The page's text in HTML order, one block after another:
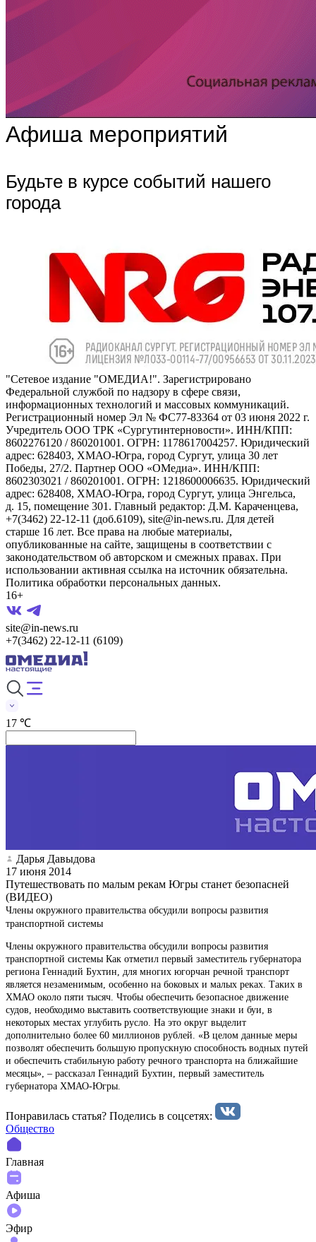
Афиша мероприятий
Будьте в курсе событий нашего
города
"Сетевое издание "ОМЕДИА!". Зарегистрировано
Федеральной службой по надзору в сфере связи,
информационных технологий и массовых коммуникаций.
Регистрационный номер Эл № ФС77-83364 от 03 июня 2022 г.
Учредитель ООО ТРК «Сургутинтерновости». ИНН/КПП:
8602276120 / 860201001. ОГРН: 1178617004257. Юридический
адрес: 628403, ХМАО-Югра, город Сургут, улица 30 лет
Победы, 27/2. Партнер ООО «ОМедиа». ИНН/КПП:
8602303021 / 860201001. ОГРН: 1218600006635. Юридический
адрес: 628408, ХМАО-Югра, город Сургут, улица Энгельса,
д. 15, помещение 301. Главный редактор: Д.М. Караченцева,
+7(3462) 22-12-11 (доб.6109), site@in-news.ru. Для детей
старше 16 лет. Все права на любые материалы,
опубликованные на сайте, защищены в соответствии с
законодательством об авторском и смежных правах. При
использовании активная ссылка на источник обязательна.
Политика обработки персональных данных.
16+
site@in-news.ru
+7(3462) 22-12-11 (6109)
17 ℃
Дарья Давыдова
17 июня 2014
Путешествовать по малым рекам Югры станет безопасней
(ВИДЕО)
Члены окружного правительства обсудили вопросы развития
транспортной системы
Члены окружного правительства обсудили вопросы развития
транспортной системы Как отметил первый заместитель губернатора
региона Геннадий Бухтин, для многих югорчан речной транспорт
является незаменимым, особенно на боковых и малых реках. Таких в
ХМАО около пяти тысяч. Чтобы обеспечить безопасное движение
судов, необходимо выставить соответствующие знаки и буи, в
некоторых местах углубить русло. На это округ выделит
дополнительно более 60 миллионов рублей. «В целом данные меры
позволят обеспечить большую пропускную способность водных путей
и обеспечить стабильную работу речного транспорта на ближайшие
месяцы», – рассказал Геннадий Бухтин, первый заместитель
губернатора ХМАО-Югры.
Понравилась статья? Поделиcь в соцсетях:
Общество
Главная
Афиша
Эфир